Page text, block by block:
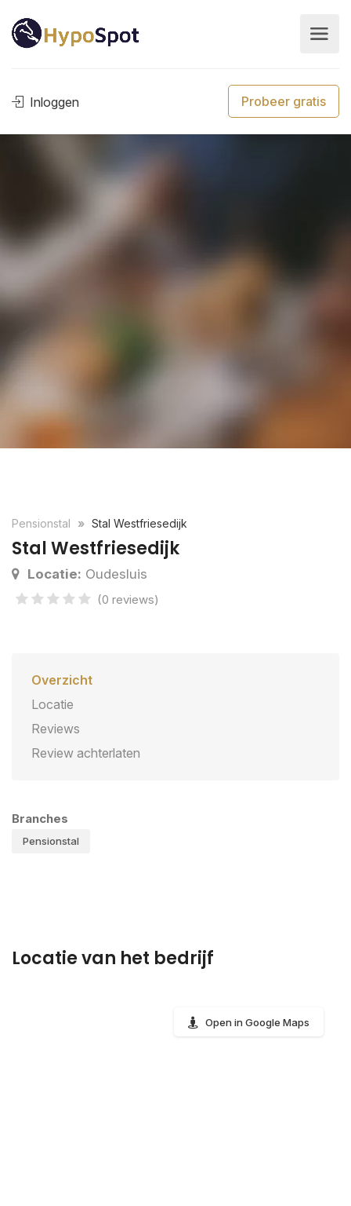
Inloggen Probeer gratis
Pensionstal Stal Westfriesedijk
Stal Westfriesedijk
Locatie: Oudesluis
(0 reviews)
Overzicht
Locatie
Reviews
Review achterlaten
Branches
Pensionstal
Locatie van het bedrijf
Open in Google Maps